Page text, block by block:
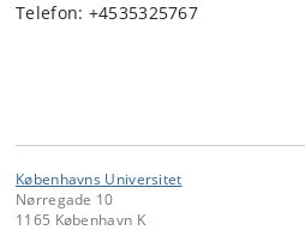
Telefon: +4535325767
Københavns Universitet
Nørregade 10
1165 København K